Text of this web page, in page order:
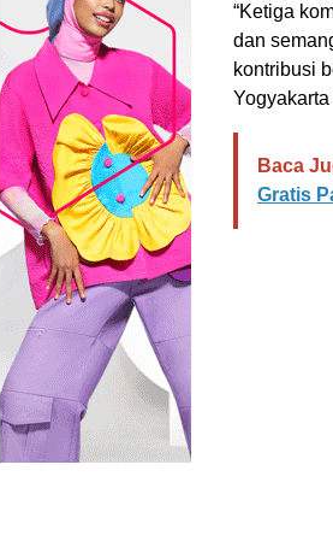
“Ketiga
dan
kontribusi
Yogyakarta
Baca
Gratis